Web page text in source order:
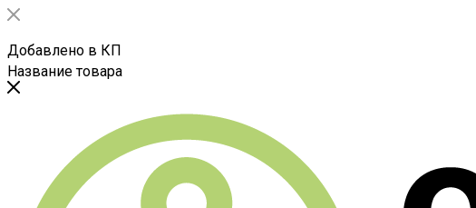
Добавлено в КП
Название товара